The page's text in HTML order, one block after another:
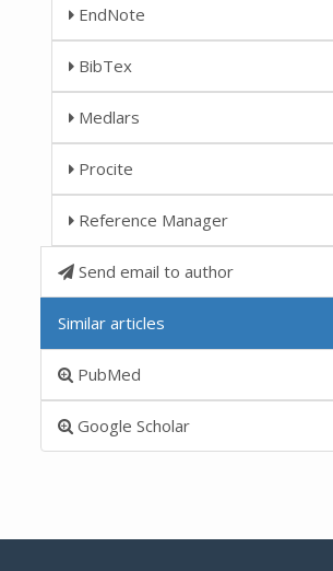
EndNote
BibTex
Medlars
Procite
Reference Manager
Send email to author
Similar articles
PubMed
Google Scholar